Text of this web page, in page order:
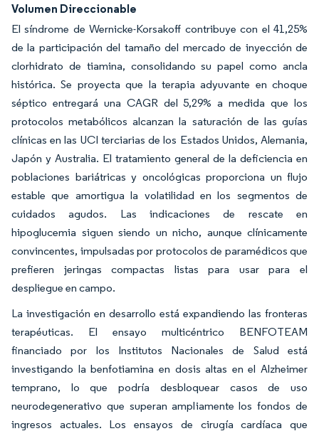
Volumen Direccionable
El síndrome de Wernicke-Korsakoff contribuye con el 41,25%
de la participación del tamaño del mercado de inyección de
clorhidrato de tiamina, consolidando su papel como ancla
histórica. Se proyecta que la terapia adyuvante en choque
séptico entregará una CAGR del 5,29% a medida que los
protocolos metabólicos alcanzan la saturación de las guías
clínicas en las UCI terciarias de los Estados Unidos, Alemania,
Japón y Australia. El tratamiento general de la deficiencia en
poblaciones bariátricas y oncológicas proporciona un flujo
estable que amortigua la volatilidad en los segmentos de
cuidados agudos. Las indicaciones de rescate en
hipoglucemia siguen siendo un nicho, aunque clínicamente
convincentes, impulsadas por protocolos de paramédicos que
prefieren jeringas compactas listas para usar para el
despliegue en campo.
La investigación en desarrollo está expandiendo las fronteras
terapéuticas. El ensayo multicéntrico BENFOTEAM
financiado por los Institutos Nacionales de Salud está
investigando la benfotiamina en dosis altas en el Alzheimer
temprano, lo que podría desbloquear casos de uso
neurodegenerativo que superan ampliamente los fondos de
ingresos actuales. Los ensayos de cirugía cardíaca que